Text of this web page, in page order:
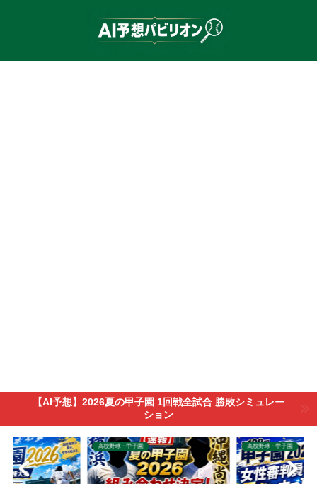
【AI予想】2026夏の甲子園 1回戦全試合 勝敗シミュレー
ション
高校野球・甲子園 高校野球・甲子園